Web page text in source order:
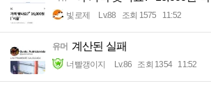
빛로제 Lv.88 조회 1575 11:52
유머 계산된 실패
너빨갱이지 Lv.86 조회 1354 11:52